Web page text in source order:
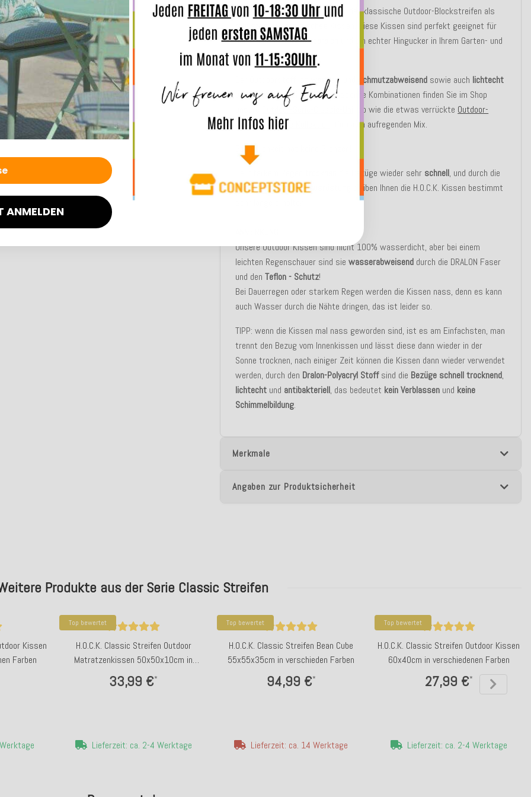
Ganz besonders cool zeigt sich der klassische Outdoor-Blockstreifen als
robustesundpraktisches
Kissen. Diese Kissen sind perfekt geeignet für
denInnen- oderAußenbereich
und ein echter Hingucker in Ihrem Garten- und
Terrassenbereich.
wasser- und schmutzabweisend sowie auch lichtecht
undwaschbarbei 40°. Für passende Kombinationen finden Sie im Shop
unsere
Outdoor-Serie-Classic-Uni , so wie die etwas verrückte Outdoor-
Serie-Beach-Life Kollektion
, für einen aufregenden Mix.
Gemütlichkeit hat keine Grenzen!
die Bezüge wieder sehr schnell, und durch die
schimmelresistente Ausrüstung
bleiben Ihnen die H.O.C.K. Kissen bestimmt
Unsere Outdoor Kissen sind nicht 100% wasserdicht, aber bei einem
leichten Regenschauer sind sie wasserabweisend durch die DRALON Faser
und denTeflon - Schutz!
Bei Dauerregen oder starkem Regen werden die Kissen nass, denn es kann
auch Wasser durch die Nähte dringen, das ist leider so.
TIPP: wenn die Kissen mal nass geworden sind, ist es am Einfachsten, man
trennt den Bezug vom Innenkissen und lässt diese dann wieder in der
Sonne trocknen, nach einiger Zeit können die Kissen dann wieder verwendet
werden, durch den Dralon-Polyacryl Stoffsind die Bezüge schnell trocknend,
lichtecht und antibakteriell, das bedeutet kein Verblassen und keine
Schimmelbildung.
Merkmale
Angaben zur Produktsicherheit
Produkte aus der Serie Classic Streifen
Kissen
Farben
Top bewertet
H.O.C.K. Classic Streifen Outdoor
Matratzenkissen 50x50x10cm in
verschiedenen Farben
33,99 €*
Lieferzeit: ca. 2-4 Werktage
Top bewertet
H.O.C.K. Classic Streifen Bean Cube
55x55x35cm in verschieden Farben
94,99 €*
Lieferzeit: ca. 14 Werktage
Top bewertet
H.O.C.K. Classic Streifen Outdoor Kissen
60x40cm in verschiedenen Farben
27,99 €*
Lieferzeit: ca. 2-4 Werktage
ANMELDEN